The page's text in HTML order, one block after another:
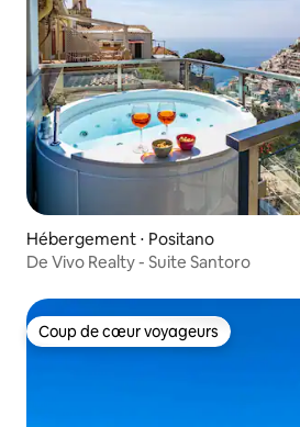
Hébergement ⋅ Positano
De Vivo Realty - Suite Santoro
Coup de cœur voyageurs
Coup de cœur voyageurs